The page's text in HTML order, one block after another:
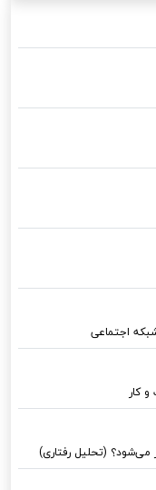
اجتماعی
کار
(تحلیل رفتاری)